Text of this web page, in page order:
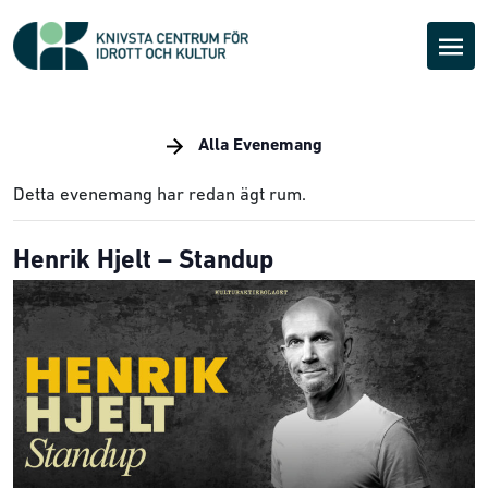
Alla Evenemang
Detta evenemang har redan ägt rum.
Henrik Hjelt – Standup